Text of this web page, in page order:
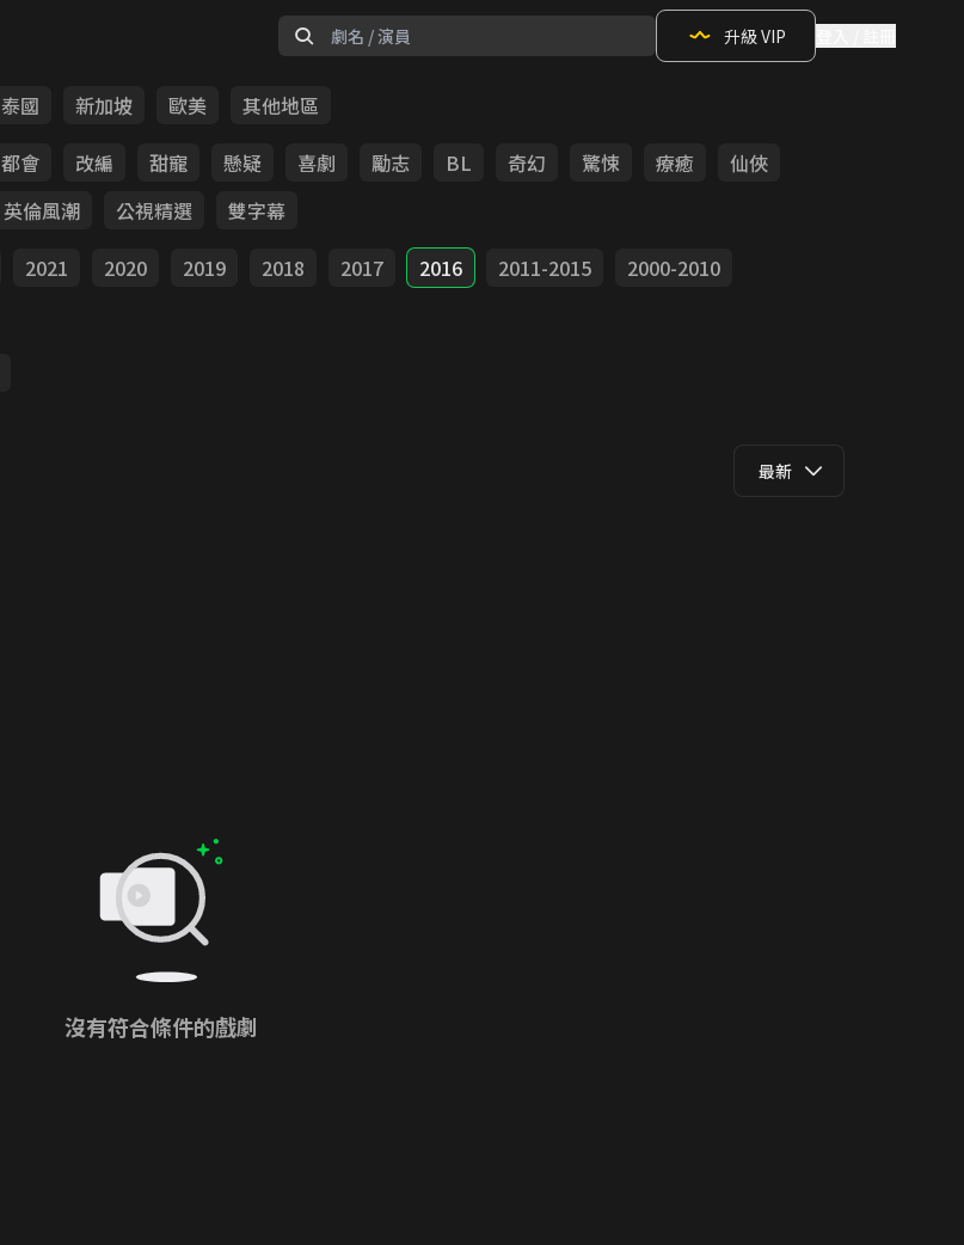
升級 VIP
泰國 新加坡 歐美
其他地區
都會 改編 甜寵 懸疑 喜劇 勵志 BL 奇幻 驚悚 療癒
仙俠
英倫風潮 公視精選
雙字幕
2021 2020 2019 2018 2017 2016 2011-2015
2000-2010
最新
沒有符合條件的戲劇